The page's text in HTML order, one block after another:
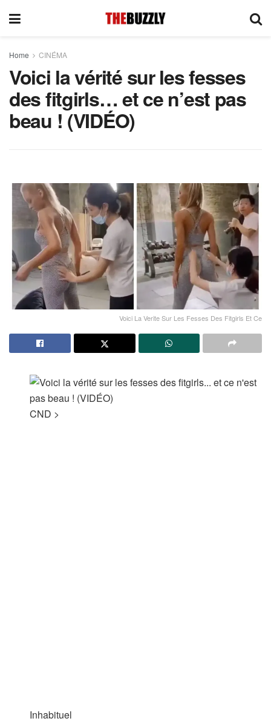
Home CINÉMA
Voici la vérité sur les fesses
des fitgirls… et ce n’est pas
beau ! (VIDÉO)
Voici La Verite Sur Les Fesses Des Fitgirls Et Ce
CND >
Inhabituel